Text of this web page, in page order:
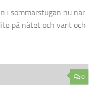
i sommarstugan nu när
på nätet och varit och
0